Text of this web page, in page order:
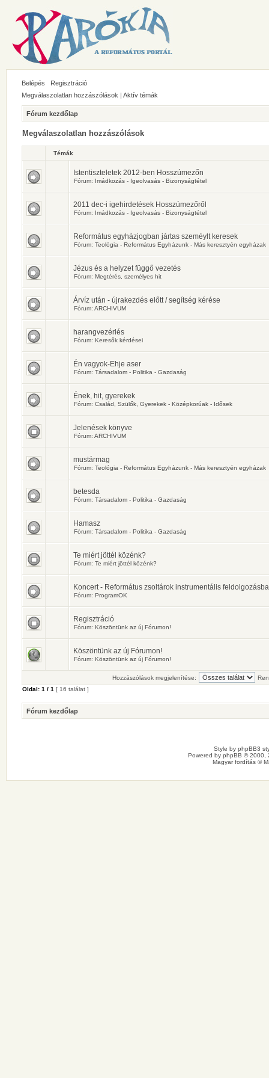
Belépés
Regisztráció
Megválaszolatlan hozzászólások | Aktív témák
Fórum kezdőlap
Megválaszolatlan hozzászólások
Témák
Istentiszteletek 2012-ben Hosszúmezőn
Fórum: Imádkozás - Igeolvasás - Bizonyságtétel
2011 dec-i igehirdetések Hosszúmezőről
Fórum: Imádkozás - Igeolvasás - Bizonyságtétel
Református egyházjogban jártas szeméylt keresek
Fórum: Teológia - Református Egyházunk - Más keresztyén egyházak
Jézus és a helyzet függő vezetés
Fórum: Megtérés, személyes hit
Árvíz után - újrakezdés előtt / segítség kérése
Fórum: ARCHIVUM
harangvezérlés
Fórum: Keresők kérdései
Én vagyok-Ehje aser
Fórum: Társadalom - Politika - Gazdaság
Ének, hit, gyerekek
Fórum: Család, Szülők, Gyerekek - Középkorúak - Idősek
Jelenések könyve
Fórum: ARCHIVUM
mustármag
Fórum: Teológia - Református Egyházunk - Más keresztyén egyházak
betesda
Fórum: Társadalom - Politika - Gazdaság
Hamasz
Fórum: Társadalom - Politika - Gazdaság
Te miért jöttél közénk?
Fórum: Te miért jöttél közénk?
Koncert - Református zsoltárok instrumentális
Fórum: ProgramOK
Regisztráció
Fórum: Köszöntünk az új Fórumon!
Köszöntünk az új Fórumon!
Fórum: Köszöntünk az új Fórumon!
Hozzászólások megjelenítése:
Oldal: 1 / 1 [ 16 találat ]
Fórum kezdőlap
Style by phpBB3
Powered by phpBB © 2000,
Magyar fordítás ©